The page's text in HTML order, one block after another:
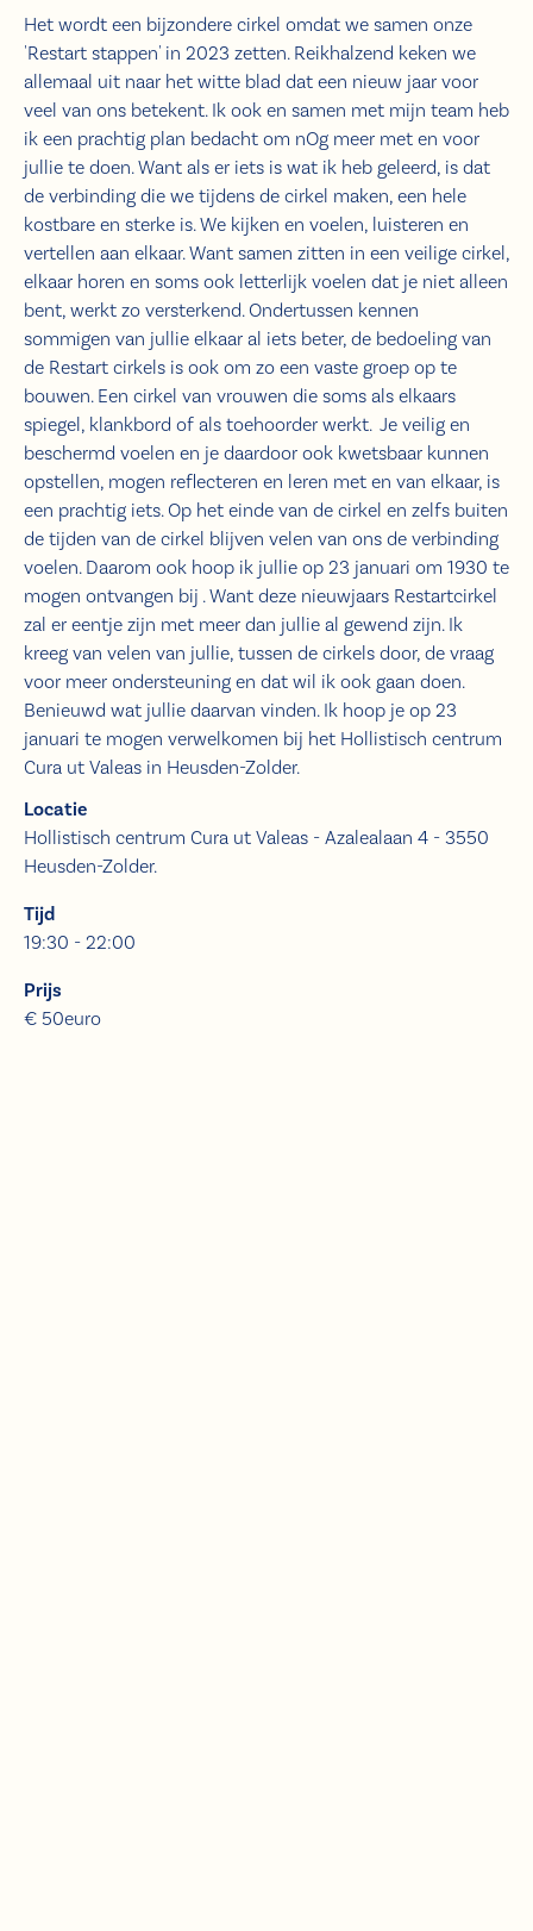
Het wordt een bijzondere cirkel omdat we samen onze
'Restart stappen' in 2023 zetten. Reikhalzend keken we
allemaal uit naar het witte blad dat een nieuw jaar voor
veel van ons betekent. Ik ook en samen met mijn team heb
ik een prachtig plan bedacht om nOg meer met en voor
jullie te doen. Want als er iets is wat ik heb geleerd, is dat
de verbinding die we tijdens de cirkel maken, een hele
kostbare en sterke is. We kijken en voelen, luisteren en
vertellen aan elkaar. Want samen zitten in een veilige cirkel,
elkaar horen en soms ook letterlijk voelen dat je niet alleen
bent, werkt zo versterkend. Ondertussen kennen
sommigen van jullie elkaar al iets beter, de bedoeling van
de Restart cirkels is ook om zo een vaste groep op te
bouwen. Een cirkel van vrouwen die soms als elkaars
spiegel, klankbord of als toehoorder werkt. Je veilig en
beschermd voelen en je daardoor ook kwetsbaar kunnen
opstellen, mogen reflecteren en leren met en van elkaar, is
een prachtig iets. Op het einde van de cirkel en zelfs buiten
de tijden van de cirkel blijven velen van ons de verbinding
voelen. Daarom ook hoop ik jullie op 23 januari om 1930 te
mogen ontvangen bij . Want deze nieuwjaars Restartcirkel
zal er eentje zijn met meer dan jullie al gewend zijn. Ik
kreeg van velen van jullie, tussen de cirkels door, de vraag
voor meer ondersteuning en dat wil ik ook gaan doen.
Benieuwd wat jullie daarvan vinden. Ik hoop je op 23
januari te mogen verwelkomen bij het Hollistisch centrum
Cura ut Valeas in Heusden-Zolder.
Locatie
Hollistisch centrum Cura ut Valeas - Azalealaan 4 - 3550
Heusden-Zolder.
Tijd
19:30 - 22:00
Prijs
€ 50euro